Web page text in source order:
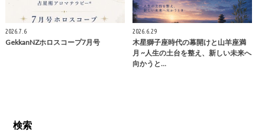
2026.7.6
GekkanNZホロスコープ7月号
2026.6.29
木星獅子座時代の幕開けと山羊座満
月 ~人生の土台を整え、新しい未来へ
向かうと…
検索